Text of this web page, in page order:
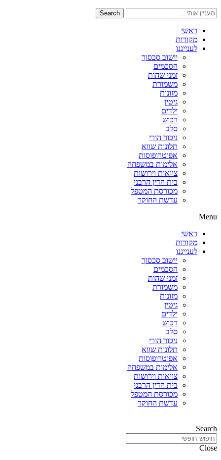
Search
ראשי
מקורות
לענייננו
יישוב סכסוך
הסכמים
זמני שהות
משמורת
מזונות
גיטין
ילדים
רכוש
סלב
ניכור הורי
תלונות שווא
אפוטרופוסות
אלימות במשפחה
צוואות וירושות
בית הדין הרבני
מכורסת המטפל
עדשת החוקר
Menu
ראשי
מקורות
לענייננו
יישוב סכסוך
הסכמים
זמני שהות
משמורת
מזונות
גיטין
ילדים
רכוש
סלב
ניכור הורי
תלונות שווא
אפוטרופוסות
אלימות במשפחה
צוואות וירושות
בית הדין הרבני
מכורסת המטפל
עדשת החוקר
Search
Close